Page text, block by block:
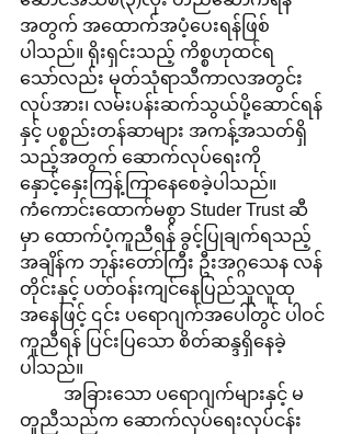
အတွက် အထောက်အပံ့ပေးရန်ဖြစ်
ပါသည်။ ရိုးရှင်းသည့် ကိစ္စဟုထင်ရ
သော်လည်း မုတ်သုံရာသီကာလအတွင်း
လုပ်အား၊ လမ်းပန်းဆက်သွယ်ပို့ဆောင်ရန်
နှင့် ပစ္စည်းတန်ဆာများ အကန့်အသတ်ရှိ
သည့်အတွက် ဆောက်လုပ်ရေးကို
နှောင့်နှေးကြန့်ကြာနေစေခဲ့ပါသည်။
ကံကောင်းထောက်မစွာ Studer Trust ဆီ
မှာ ထောက်ပံ့ကူညီရန် ခွင့်ပြုချက်ရသည့်
အချိန်က ဘုန်းတော်ကြီး ဦးအဂ္ဂသေန လန်
တိုင်းနှင့် ပတ်ဝန်းကျင်နေပြည်သူလူထု
အနေဖြင့် ၎င်း ပရောဂျက်အပေါ်တွင် ပါဝင်
ကူညီရန် ပြင်းပြသော စိတ်ဆန္ဒရှိနေခဲ့
ပါသည်။
တူညီသည်က ဆောက်လုပ်ရေးလုပ်ငန်း